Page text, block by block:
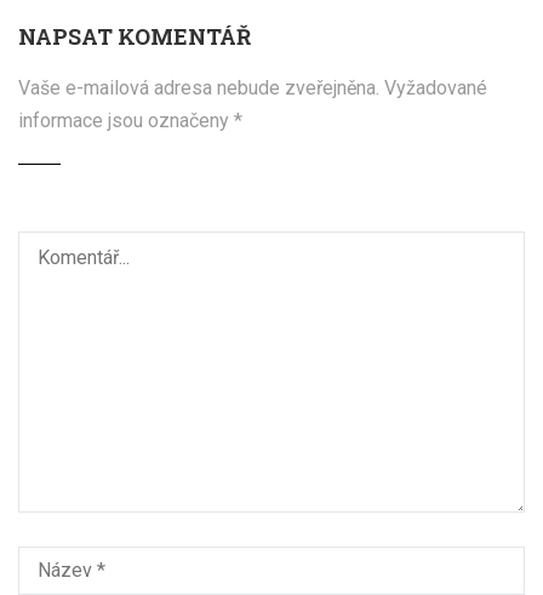
NAPSAT KOMENTÁŘ
Vaše e-mailová adresa nebude zveřejněna. Vyžadované
informace jsou označeny *